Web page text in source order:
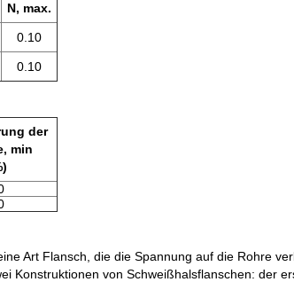
N, max.
0.10
0.10
der
min
Art Flansch, die die Spannung auf die Rohre
von Schweißhalsflanschen: der